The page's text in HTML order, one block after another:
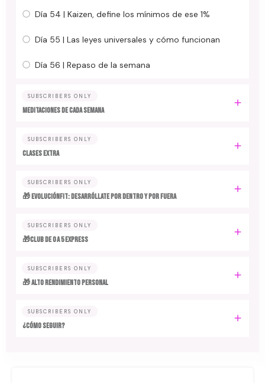
Día 54 | Kaizen, define los mínimos de ese 1%
Día 55 | Las leyes universales y cómo funcionan
Día 56 | Repaso de la semana
SUBSCRIBERS ONLY
MEDITACIONES DE CADA SEMANA
SUBSCRIBERS ONLY
CLASES EXTRA
SUBSCRIBERS ONLY
🎁 EvoluciónFit: desarróllate por dentro y por fuera
SUBSCRIBERS ONLY
🎁Club de 0 a 5 EXPRESS
SUBSCRIBERS ONLY
🎁 ALTO RENDIMIENTO PERSONAL
SUBSCRIBERS ONLY
¿CÓMO SEGUIR?